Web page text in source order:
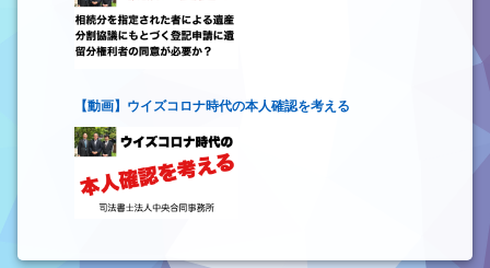
【動画】ウイズコロナ時代の本人確認を考える